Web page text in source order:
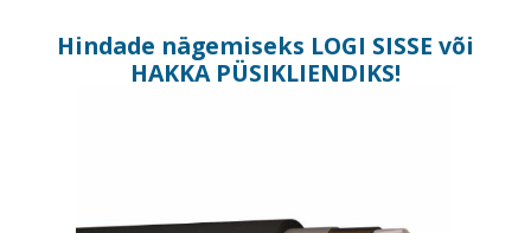
Hindade nägemiseks LOGI SISSE või
HAKKA PÜSIKLIENDIKS!